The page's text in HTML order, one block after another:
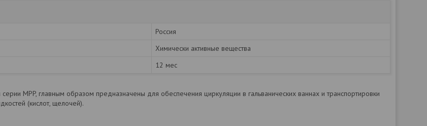
Россия
Химически активные вещества
12 мес
MPP, главным образом предназначены для обеспечения циркуляции в гальванических ваннах и транспортировки
(кислот, щелочей).